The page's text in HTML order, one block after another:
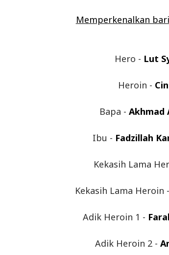
Memperkenalkan
Hero - Lutfi
Heroin -
Bapa -Akhmad
Ibu - Fadzillah
Kekasih Lama
Kekasih Lama Heroin
Adik Heroin 1 -
Adik Heroin 2 -